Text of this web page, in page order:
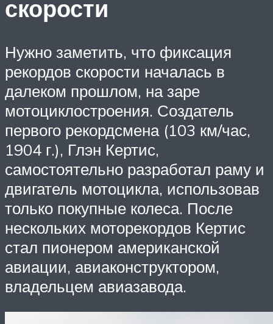
скорости
Нужно заметить, что фиксация
рекордов скорости началась в
далеком прошлом, на заре
мотоциклостроения. Создатель
первого рекордсмена (103 км/час,
1904 г.), Глэн Кертис,
самостоятельно разработал раму и
двигатель мотоцикла, использовав
только покупные колеса. После
нескольких моторекордов Кертис
стал пионером американской
авиации, авиаконструктором,
владельцем авиазавода.